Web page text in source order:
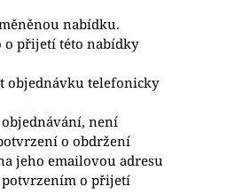
nabídku.
o přijetí této nabídky
objednávku telefonicky
není
o obdržení
jeho emailovou adresu
potvrzením o přijetí